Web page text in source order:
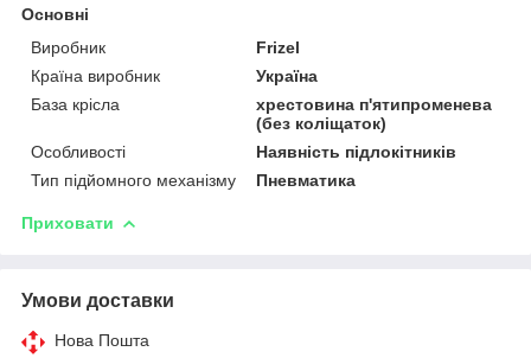
Основні
Виробник
Frizel
Країна виробник
Україна
База крісла
хрестовина п'ятипроменева
(без коліщаток)
Особливості
Наявність підлокітників
Тип підйомного механізму
Пневматика
Приховати
Умови доставки
Нова Пошта